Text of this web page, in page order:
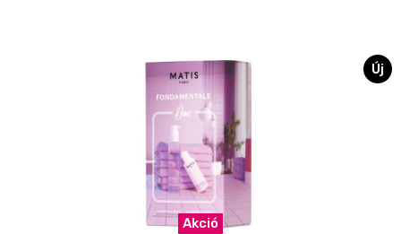
Új
Akció